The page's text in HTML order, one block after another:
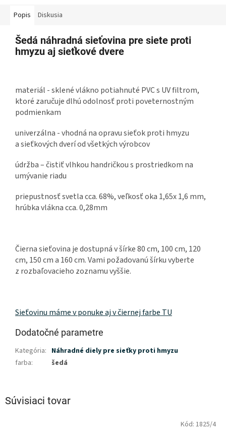
Súvisiaci tovar
Kód: 1825/4
Popis Diskusia
Šedá náhradná sieťovina pre siete proti
hmyzu aj sieťkové dvere
materiál - sklené vlákno potiahnuté PVC s UV filtrom,
ktoré zaručuje dlhú odolnosť proti poveternostným
podmienkam
univerzálna - vhodná na opravu sieťok proti hmyzu
a sieťkových dverí od všetkých výrobcov
údržba – čistiť vlhkou handričkou s prostriedkom na
umývanie riadu
priepustnosť svetla cca. 68%, veľkosť oka 1,65x 1,6 mm,
hrúbka vlákna cca. 0,28mm
Čierna sieťovina je dostupná v šírke 80 cm, 100 cm, 120
cm, 150 cm a 160 cm. Vami požadovanú šírku vyberte
z rozbaľovacieho zoznamu vyššie.
Sieťovinu máme v ponuke aj v čiernej farbe TU
Dodatočné parametre
Kategória: Náhradné diely pre sieťky proti hmyzu
farba: šedá